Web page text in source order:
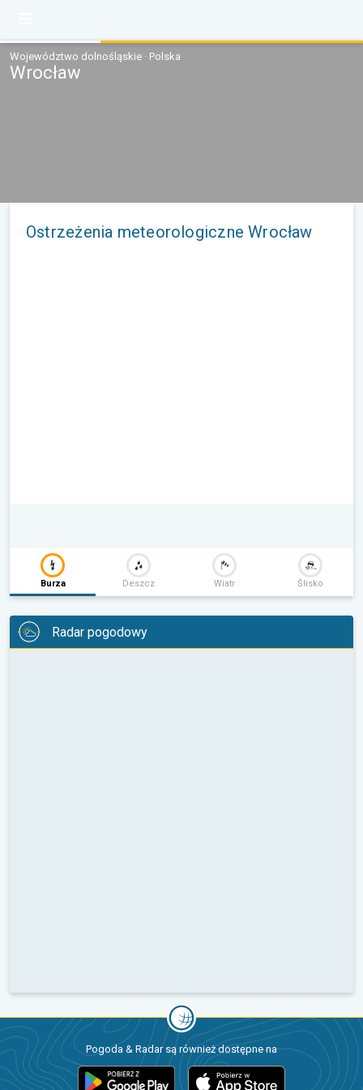
Województwo dolnośląskie · Polska
Wrocław
Ostrzeżenia meteorologiczne Wrocław
Burza Deszcz Wiatr Ślisko
Radar pogodowy
Pogoda & Radar są również dostępne na